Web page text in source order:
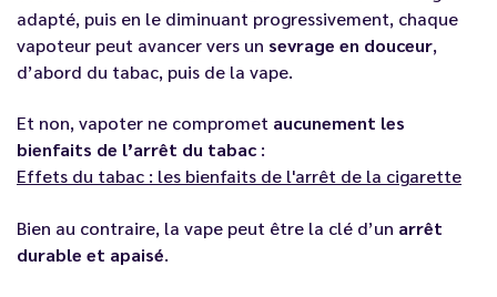
adapté, puis en le diminuant progressivement, chaque
vapoteur peut avancer vers un sevrage en douceur,
d’abord du tabac, puis de la vape.
Et non, vapoter ne compromet aucunement les
bienfaits de l’arrêt du tabac :
Effets du tabac : les bienfaits de l'arrêt de la cigarette
Bien au contraire, la vape peut être la clé d’un arrêt
durable et apaisé.